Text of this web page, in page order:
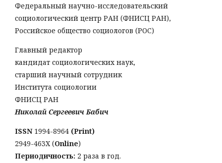
Федеральный научно-исследовательский
социологический центр РАН (ФНИСЦ РАН),
Российское общество социологов (РОС)
Главный редактор
кандидат социологических наук,
старший научный сотрудник
Института социологии
ФНИСЦ РАН
Николай Сергеевич Бабич
ISSN 1994-8964 (Print)
2949-463Х (Online)
Периодичность: 2 раза в год.